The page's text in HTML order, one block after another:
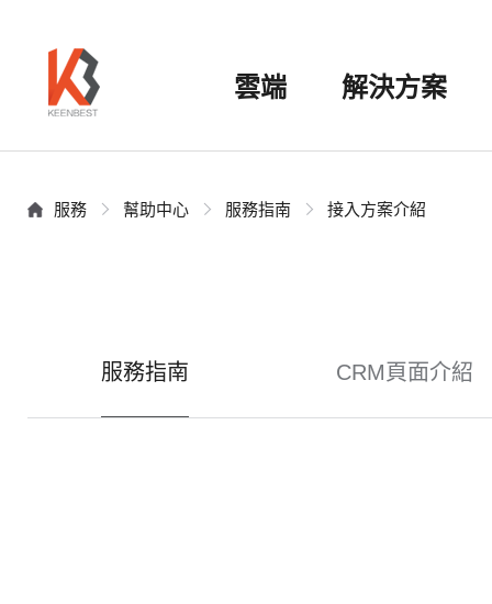
雲端 解決方案
服務 幫助中心 服務指南 接入方案介紹
服務指南 CRM頁面介紹